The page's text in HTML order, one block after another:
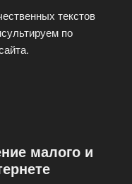
текстов
по
малого и